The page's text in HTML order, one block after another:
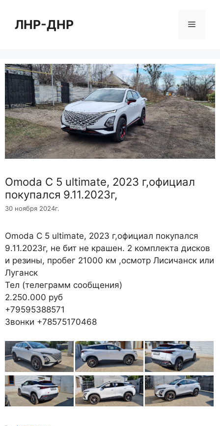
содержимому
ЛНР-ДНР Меню
Omoda C 5 ultimate, 2023 г,официал
покупался 9.11.2023г,
30 ноября 2024г.
Omoda C 5 ultimate, 2023 г,официал покупался
9.11.2023г, не бит не крашен. 2 комплекта дисков
и резины, пробег 21000 км ,осмотр Лисичанск или
Луганск
Тел (телеграмм сообщения)
2.250.000 руб
+79595388571
Звонки +78575170468